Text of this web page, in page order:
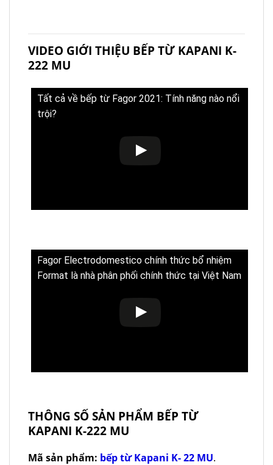
VIDEO GIỚI THIỆU BẾP TỪ KAPANI K-
222 MU
Tất cả về bếp từ Fagor 2021: Tính năng nào nổi
trội?
Fagor Electrodomestico chính thức bổ nhiệm
Format là nhà phân phối chính thức tại Việt Nam
THÔNG SỐ SẢN PHẨM BẾP TỪ
KAPANI K-222 MU
Mã sản phẩm: bếp từ Kapani K- 22 MU.